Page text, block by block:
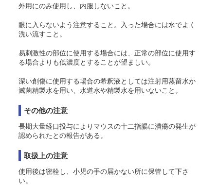
外用にのみ使用し、内服しないこと。
眼に入らないよう注意すること。入った場合には水でよく
洗い流すこと。
易刺激性の部位に使用する場合には、正常の部位に使用す
る場合よりも低濃度とすることが望ましい。
深い創傷に使用する場合の希釈液としては注射用蒸留水か
滅菌精製水を用い、水道水や精製水を用いないこと。
その他の注意
長期大量経口投与によりマウスの十二指腸に潰瘍の発生が
認められたとの報告がある。
取扱上の注意
使用後は密栓し、小児の手の届かない所に保管して下さ
い。